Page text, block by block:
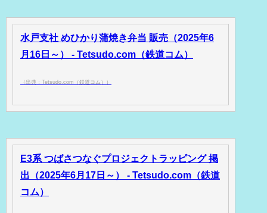
水戸支社 めひかり蒲焼き弁当 販売（2025年6
月16日～） - Tetsudo.com（鉄道コム）
（出典：Tetsudo.com（鉄道コム））
E3系 つばさつなぐプロジェクトラッピング 掲
出（2025年6月17日～） - Tetsudo.com（鉄道
コム）